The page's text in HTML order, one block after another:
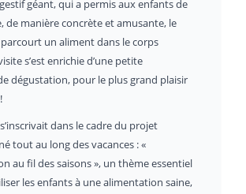
géant, qui a permis aux enfants de
de manière concrète et amusante, le
un aliment dans le corps
s’est enrichie d’une petite
dégustation, pour le plus grand plaisir
dans le cadre du projet
tout au long des vacances : «
au fil des saisons », un thème essentiel
les enfants à une alimentation saine,